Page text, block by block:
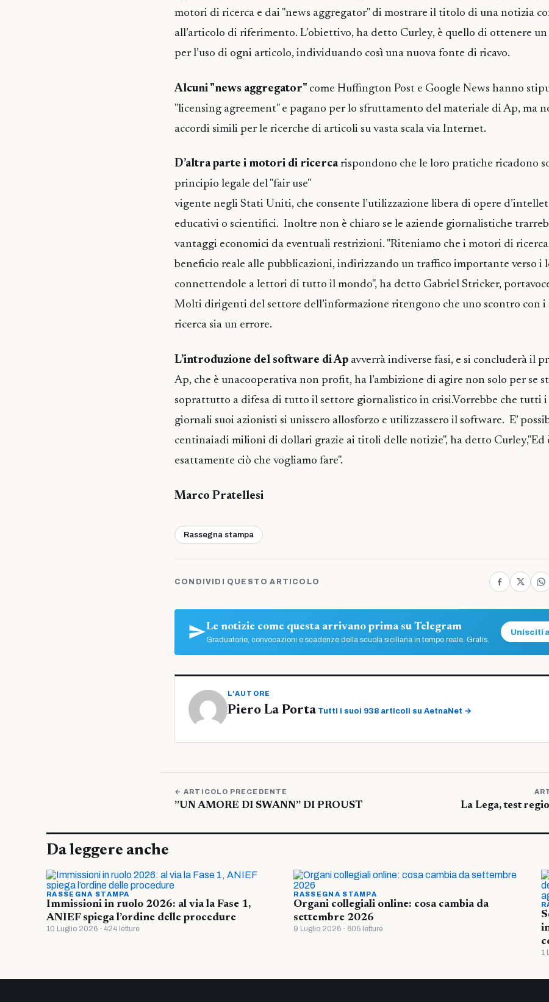
motori di ricerca e dai "news aggregator" di mostrare il titolo di una notizia
all’articolo di riferimento. L’obiettivo, ha detto Curley, è quello di ottenere
per l’uso di ogni articolo, individuando così una nuova fonte di ricavo.
Alcuni "news aggregator" come Huffington Post e Google News hanno
"licensing agreement" e pagano per lo sfruttamento del materiale di Ap, ma
accordi simili per le ricerche di articoli su vasta scala via Internet.
D’altra parte i motori di ricercarispondono che le loro pratiche ricadono
principio legale del "fair use"
vigente negli Stati Uniti, che consente l’utilizzazione libera di opere
educativi o scientifici. Inoltre non è chiaro se le aziende giornalistiche
vantaggi economici da eventuali restrizioni. "Riteniamo che i motori di
beneficio reale alle pubblicazioni, indirizzando un traffico importante verso i
connettendole a lettori di tutto il mondo", ha detto Gabriel Stricker,
Molti dirigenti del settore dell’informazione ritengono che uno scontro con
ricerca sia un errore.
L’introduzione del software di Ap avverrà indiverse fasi, e si concluderà il
Ap, che è unacooperativa non profit, ha l’ambizione di agire non solo per se
soprattutto a difesa di tutto il settore giornalistico in crisi.Vorrebbe che tutti i
giornali suoi azionisti si unissero allosforzo e utilizzassero il software. E’
centinaiadi milioni di dollari grazie ai titoli delle notizie", ha detto Curley,"Ed
esattamente ciò che vogliamo fare".
Marco Pratellesi
Rassegna stampa
CONDIVIDI QUESTO ARTICOLO
Le notizie come questa arrivano prima su Telegram
Graduatorie, convocazioni e scadenze della scuola siciliana in tempo reale. Gratis.
Unisciti
L'AUTORE
Piero La Porta Tutti i suoi 938 articoli su AetnaNet →
← ARTICOLO PRECEDENTE
”UN AMORE DI SWANN” DI PROUST La Lega, test
Da leggere anche
RASSEGNA STAMPA
Immissioni in ruolo 2026: al via la Fase 1,
ANIEF spiega l’ordine delle procedure
10 Luglio 2026 · 424 letture
RASSEGNA STAMPA
Organi collegiali online: cosa cambia da
settembre 2026
9 Luglio 2026 · 605 letture
1